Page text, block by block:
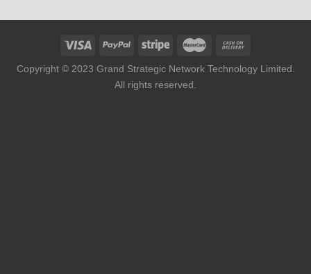
Copyright © 2023 Grand Strategic Network Technology Limited.
All rights reserved.